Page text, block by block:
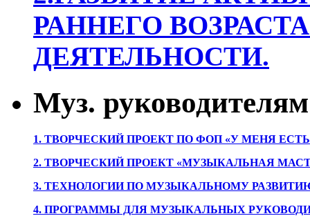
РАННЕГО
ДЕЯТЕЛЬНОСТИ.
Муз. руководителям
1. ТВОРЧЕСКИЙ ПРОЕКТ ПО ФОП «У МЕНЯ
2. ТВОРЧЕСКИЙ ПРОЕКТ «МУЗЫКАЛЬНАЯ
3. ТЕХНОЛОГИИ ПО МУЗЫКАЛЬНОМУ
4. ПРОГРАММЫ ДЛЯ МУЗЫКАЛЬНЫХ